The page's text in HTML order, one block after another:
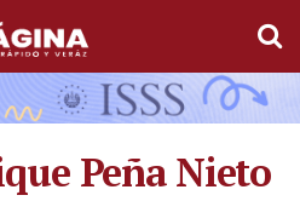
Peña Nieto